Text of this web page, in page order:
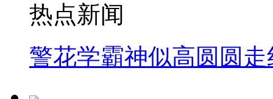
热点新闻
警花学霸神似高圆圆走